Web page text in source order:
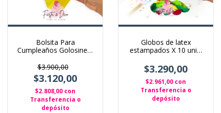
Bolsita Para
Cumpleaños Golosinera
Amarillo
$3.900,00
$3.120,00
$2.808,00 con
Transferencia o
depósito
Globos de latex
estampados X 10 unid.
$3.290,00
$2.961,00 con
Transferencia o
depósito